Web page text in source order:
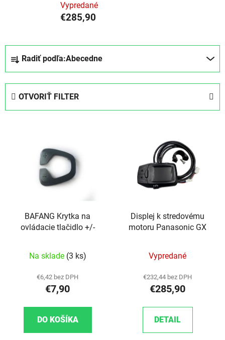
Vypredané
€285,90
Radenie produktov
Radiť podľa:Abecedne
OTVORIŤ FILTER
BAFANG Krytka na
ovládacie tlačidlo +/-
Na sklade (3 ks)
€6,42 bez DPH
€7,90
DO KOŠÍKA
Displej k stredovému
motoru Panasonic GX
Vypredané
€232,44 bez DPH
€285,90
DETAIL